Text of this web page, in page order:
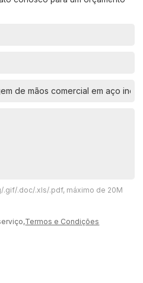
.gif/.doc/.xls/.pdf, máximo de 20M
Termos e Condições